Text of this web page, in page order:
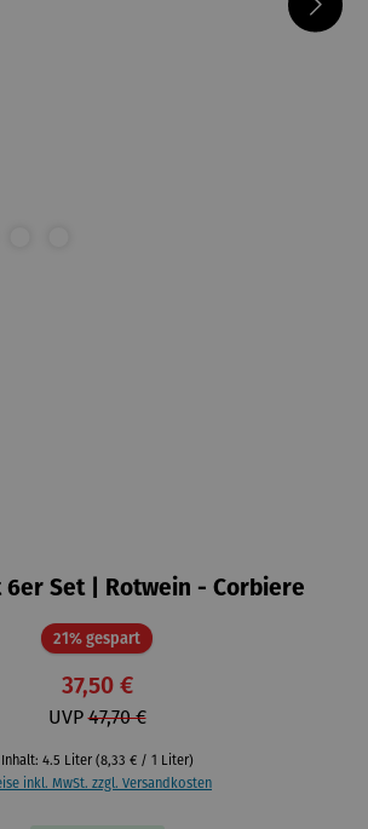
6er Set | Rotwein - Corbiere
21% gespartRabatt
37,50 €
UVP47,70 €
Inhalt: 4.5 Liter (8,33 € / 1 Liter)
inkl. MwSt. zzgl. Versandkosten